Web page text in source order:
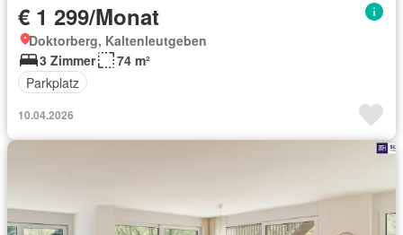
€ 1 299/Monat
Doktorberg, Kaltenleutgeben
3 Zimmer
74 m²
Parkplatz
10.04.2026